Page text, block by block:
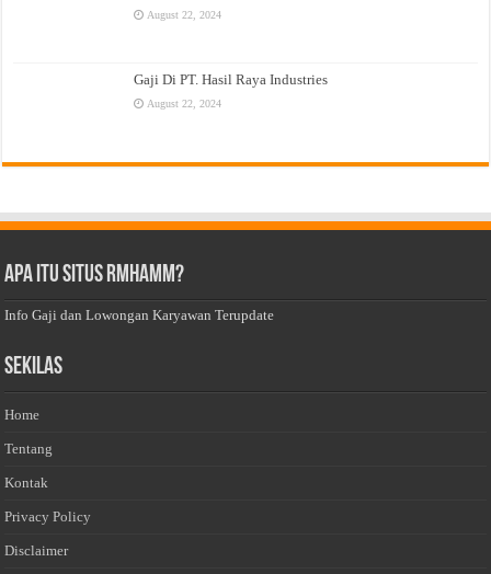
August 22, 2024
Gaji Di PT. Hasil Raya Industries
August 22, 2024
Apa Itu Situs Rmhamm?
Info Gaji dan Lowongan Karyawan Terupdate
Sekilas
Home
Tentang
Kontak
Privacy Policy
Disclaimer